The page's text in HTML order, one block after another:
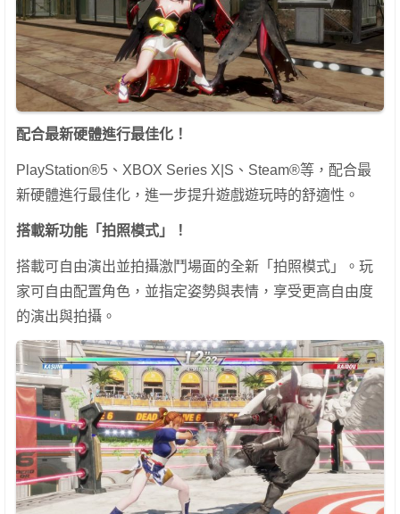
配合最新硬體進行最佳化！
PlayStation®5、XBOX Series X|S、Steam®等，配合最
新硬體進行最佳化，進一步提升遊戲遊玩時的舒適性。
搭載新功能「拍照模式」！
搭載可自由演出並拍攝激鬥場面的全新「拍照模式」。玩
家可自由配置角色，並指定姿勢與表情，享受更高自由度
的演出與拍攝。